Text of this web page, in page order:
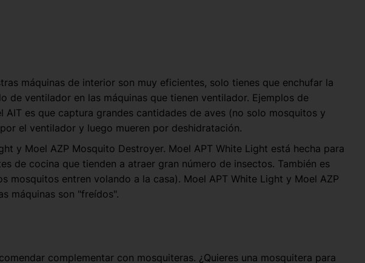
máquinas de interior son muy eficientes, solo tienes que enchufar la
ventilador en las máquinas que tienen ventilador. Ejemplos de
es que captura grandes cantidades de aves (no solo mosquitos y
el ventilador y luego mueren por deshidratación.
y Moel AZP Mosquito Destroyer. Moel APT White Light está hecha para
de cocina que tienden a atraer gran número de insectos. También es
entren volando a la casa). Moel APT White Light y Moel AZP
máquinas son "freídos".
complementar con mosquiteras. ¿Quieres una mosquitera para